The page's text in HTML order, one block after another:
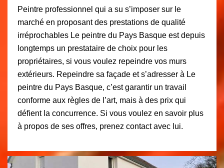
Peintre professionnel qui a su s’imposer sur le
marché en proposant des prestations de qualité
irréprochables Le peintre du Pays Basque est depuis
longtemps un prestataire de choix pour les
propriétaires, si vous voulez repeindre vos murs
extérieurs. Repeindre sa façade et s’adresser à Le
peintre du Pays Basque, c’est garantir un travail
conforme aux règles de l’art, mais à des prix qui
défient la concurrence. Si vous voulez en savoir plus
à propos de ses offres, prenez contact avec lui.